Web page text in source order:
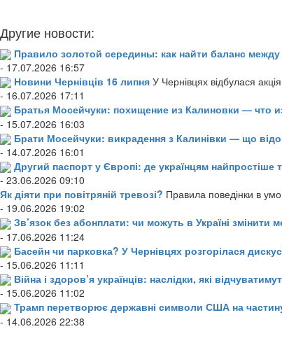
Другие новости:
Правило золотой середины: как найти баланс
- 17.07.2026 16:57
Новини Чернівців 16 липня У Чернівцях відбулася
- 16.07.2026 17:11
Братья Мосейчуки: похищение из Калиновки — что
- 15.07.2026 16:03
Брати Мосейчуки: викрадення з Калинівки — що
- 14.07.2026 16:01
Другий паспорт у Європі: де українцям
- 23.06.2026 09:10
Як діяти при повітряній тревозі? Правила поведінки в
- 19.06.2026 19:02
Зв’язок без абонплати: чи можуть в Україні
- 17.06.2026 11:24
Басейн чи парковка? У Чернівцях розгорілася
- 15.06.2026 11:11
Війна і здоров’я українців: наслідки, які
- 15.06.2026 11:02
Трамп перетворює державні символи США на
- 14.06.2026 22:38